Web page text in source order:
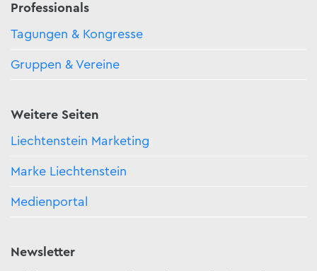
Professionals
Tagungen & Kongresse
Gruppen & Vereine
Weitere Seiten
Liechtenstein Marketing
Marke Liechtenstein
Medienportal
Newsletter